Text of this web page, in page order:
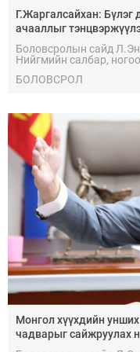
Г.Жаргалсайхан: Бүлэг
ачааллыг
төрөлжсөн ахлах
Боловсролын сайд
Нийгмийн салбар,
холбогдох албаныхан
дүүргүүдэд ажиллаж
БОЛОВСРОЛ
Монгол хүүхдийн
чадварыг сайжруулах
холбоотой